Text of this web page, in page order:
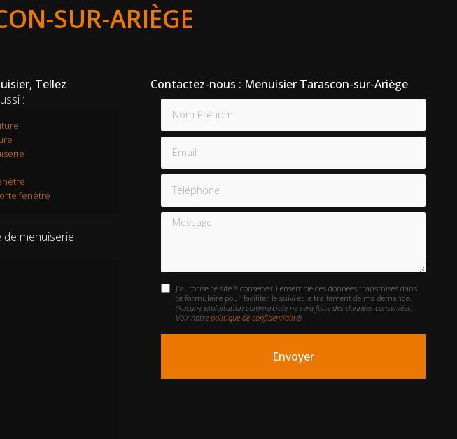
SUR-ARIÈGE
Tellez
:
fenêtre
menuiserie
Contactez-nous : Menuisier Tarascon-sur-Ariège
Nom Prénom
Email
Téléphone
Message
J'autorise ce site à conserver l'ensemble des données transmises dans
ce formulaire pour faciliter le suivi et le traitement de ma demande.
(Aucune exploitation commerciale ne sera faite des données conservées.
Voir notre politique de confidentialité)